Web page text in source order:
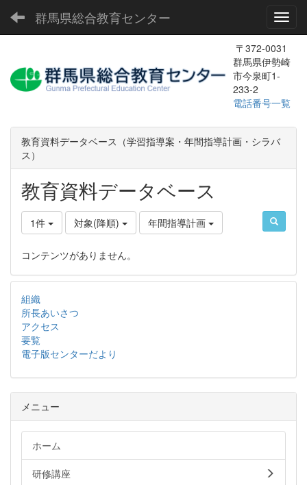
群馬県総合教育センター
〒372-0031
群馬県伊勢崎
市今泉町1-
233-2
電話番号一覧
教育資料データベース（学習指導案・年間指導計画・シラバ
ス）
教育資料データベース
1件 対象(降順) 年間指導計画
コンテンツがありません。
組織
所長あいさつ
アクセス
要覧
電子版センターだより
メニュー
ホーム
研修講座